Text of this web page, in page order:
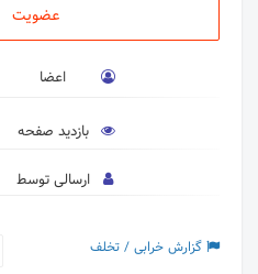
عضویت
اعضا
بازدید صفحه
ارسالی توسط
گزارش خرابی / تخلف